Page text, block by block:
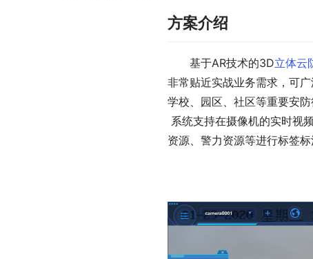
方案介绍
基于AR技术的3D立体云
非常贴近实战业务需求，可
学校、园区、社区等重要安防
资源、警力资源等进行标签标